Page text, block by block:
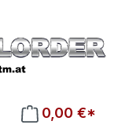
0 Produkte auf
0,00 €*